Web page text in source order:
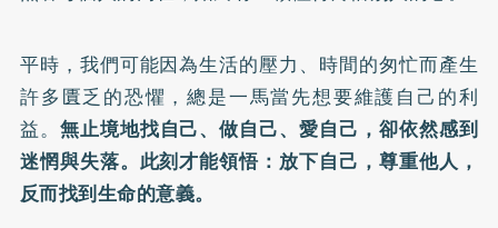
平時，我們可能因為生活的壓力、時間的匆忙而產生
許多匱乏的恐懼，總是一馬當先想要維護自己的利
益。 無止境地找自己、做自己、愛自己，卻依然感到
迷惘與失落。此刻才能領悟：放下自己，尊重他人，
反而找到生命的意義。